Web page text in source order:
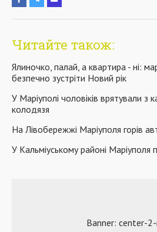
Читайте також:
Ялиночко, палай, а квартира - ні:
безпечно зустріти Новий рік
У Маріуполі чоловіків врятували з
колодязя
На Лівобережжі Маріуполя горів
У Кальміуському районі Маріуполя